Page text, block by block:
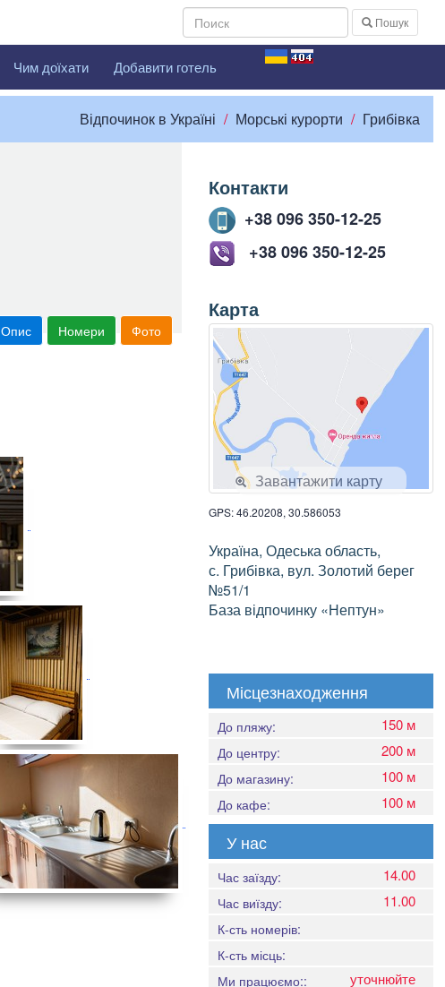
Пошук
Чим доїхати Добавити готель
Відпочинок в Україні Морські курорти Грибівка
Опис Номери Фото
Контакти
+38 096 350-12-25
+38 096 350-12-25
Карта
Завантажити карту
GPS: 46.20208, 30.586053
Україна, Одеська область,
с. Грибівка, вул. Золотий берег
№51/1
База відпочинку «Нептун»
Місцезнаходження
До пляжу: 150 м
До центру: 200 м
До магазину: 100 м
До кафе: 100 м
У нас
Час заїзду: 14.00
Час виїзду: 11.00
К-сть номерів:
К-сть місць:
Ми працюємо::
уточнюйте